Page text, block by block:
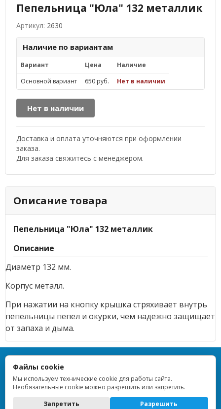
Пепельница "Юла" 132 металлик
Артикул: 2630
Наличие по вариантам
Вариант Цена
Наличие
Основной вариант
650 руб. Нет в наличии
Нет в наличии
Доставка и оплата уточняются при оформлении
заказа.
Для заказа свяжитесь с менеджером.
Описание товара
Пепельница "Юла" 132 металлик
Описание
Диаметр 132 мм.
Корпус металл.
При нажатии на кнопку крышка стряхивает внутрь
пепельницы пепел и окурки, чем надежно защищает
от запаха и дыма.
ИП Дрейблат Людмила Вячеславовна · ИНН 773376648955 ·
ОГРНИП 314774628900854 · Регистрация 16.10.2014 · г. Москва ·
ОКВЭД 47.99
Файлы cookie
Мы используем технические cookie для работы сайта.
Необязательные cookie можно разрешить или запретить.
Запретить
Разрешить